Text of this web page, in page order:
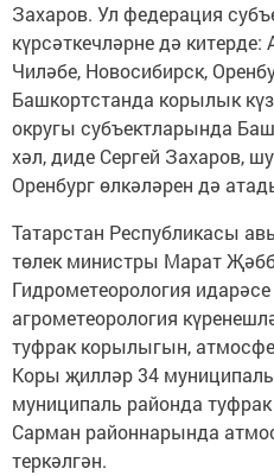
Захаров. Ул федерация
күрсәткечләрне дә
Чиләбе, Новосибирск,
Башкортстанда корылык
округы субъектларында
хәл, диде Сергей Захаров,
Оренбург өлкәләрен дә
Татарстан Республикасы
төлек министры Марат
Гидрометеорология
агрометеорология
туфрак корылыгын,
Коры җилләр 34
муниципаль районда
Сарман районнарында
теркәлгән.